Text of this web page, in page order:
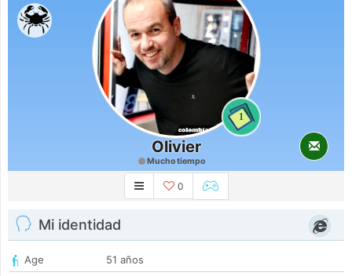
1
Olivier
Mucho tiempo
0
Mi identidad
Age
51 años